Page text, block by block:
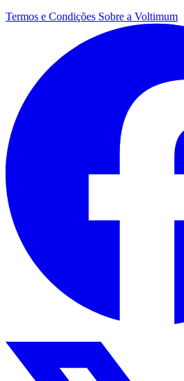
Termos e Condições Sobre a Voltimum